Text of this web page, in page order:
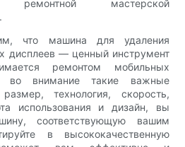
мастерской
что машина для удаления
дисплеев — ценный инструмент
ремонтом мобильных
во внимание такие важные
технология, скорость,
использования и дизайн, вы
соответствующую вашим
в высококачественную